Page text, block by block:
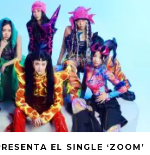
EL SINGLE ‘ZOOM’